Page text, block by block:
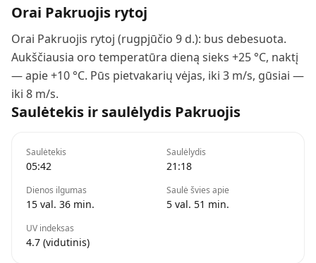
Orai Pakruojis rytoj
Orai Pakruojis rytoj (rugpjūčio 9 d.): bus debesuota.
Aukščiausia oro temperatūra dieną sieks +25 °C, naktį
— apie +10 °C. Pūs pietvakarių vėjas, iki 3 m/s, gūsiai —
iki 8 m/s.
Saulėtekis ir saulėlydis Pakruojis
Saulėtekis
05:42
Saulėlydis
21:18
Dienos ilgumas
15 val. 36 min.
Saulė švies apie
5 val. 51 min.
UV indeksas
4.7 (vidutinis)